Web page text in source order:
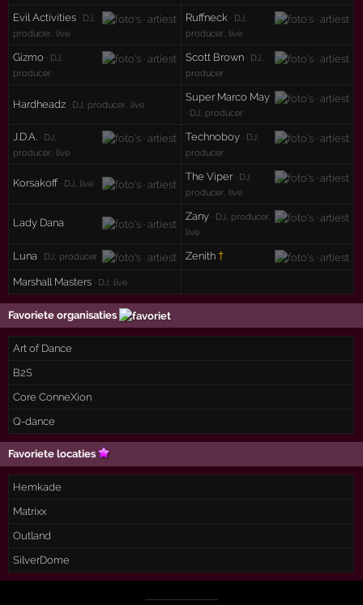
Evil Activities · DJ,
producer, live
Ruffneck · DJ,
producer, live
Gizmo · DJ,
producer
Scott Brown · DJ,
producer
Hardheadz · DJ, producer, live
Super Marco May
· DJ, producer
J.D.A. · DJ,
producer, live
Technoboy · DJ,
producer
Korsakoff · DJ, live
The Viper· DJ,
producer, live
Lady Dana
Zany · DJ, producer,
live
Luna · DJ, producer Zenith †
Marshall Masters · DJ, live
Favoriete organisaties
Art of Dance
B2S
Core ConneXion
Q-dance
Favoriete locaties
Hemkade
Matrixx
Outland
SilverDome